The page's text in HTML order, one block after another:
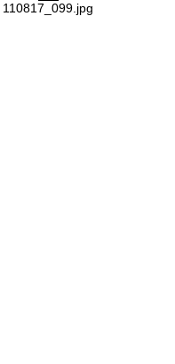
110817_099.jpg